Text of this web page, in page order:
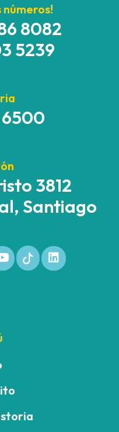
números!
8082
5239
3812
Santiago